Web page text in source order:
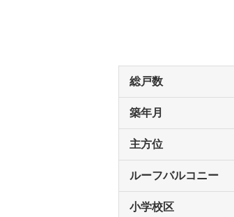
総戸数
築年月
主方位
ルーフバルコニー
小学校区